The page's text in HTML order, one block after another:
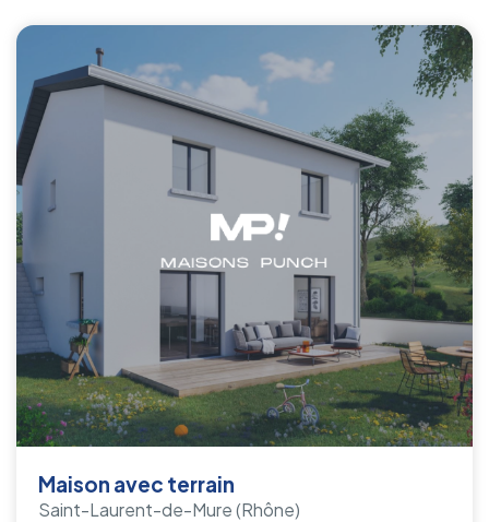
Maison avec terrain
Saint-Laurent-de-Mure(Rhône)